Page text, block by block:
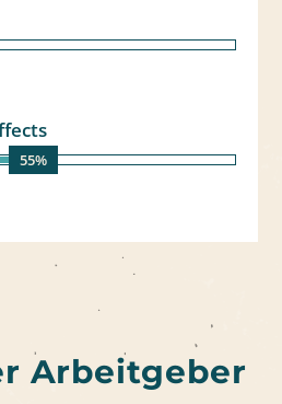
55%
Arbeitgeber